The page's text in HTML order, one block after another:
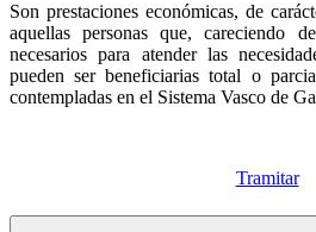
Son prestaciones económicas, de
aquellas personas que, careciendo
necesarios para atender las
pueden ser beneficiarias total o
contempladas en el Sistema Vasco de
Tramitar